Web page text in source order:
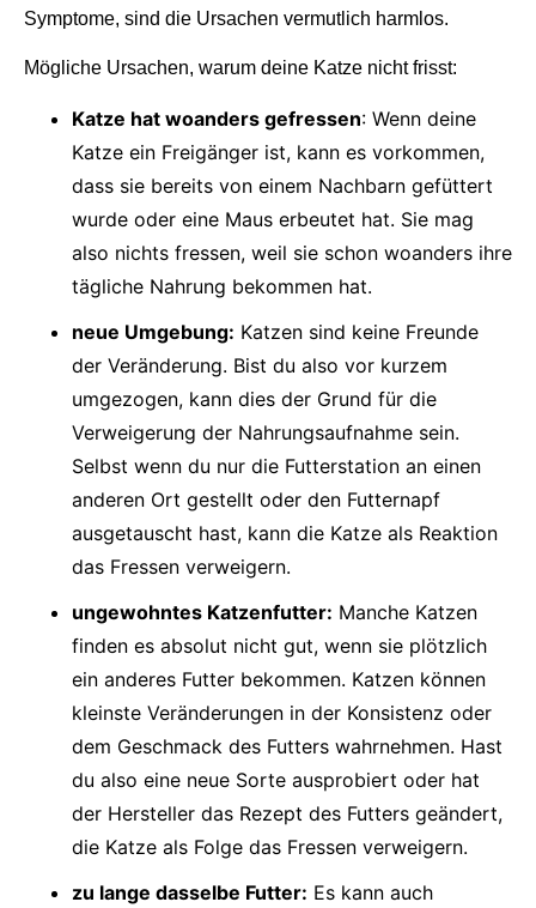
Symptome, sind die Ursachen vermutlich harmlos.
Mögliche Ursachen, warum deine Katze nicht frisst:
Katze hat woanders gefressen: Wenn deine
Katze ein Freigänger ist, kann es vorkommen,
dass sie bereits von einem Nachbarn gefüttert
wurde oder eine Maus erbeutet hat. Sie mag
also nichts fressen, weil sie schon woanders ihre
tägliche Nahrung bekommen hat.
neue Umgebung: Katzen sind keine Freunde
der Veränderung. Bist du also vor kurzem
umgezogen, kann dies der Grund für die
Verweigerung der Nahrungsaufnahme sein.
Selbst wenn du nur die Futterstation an einen
anderen Ort gestellt oder den Futternapf
ausgetauscht hast, kann die Katze als Reaktion
das Fressen verweigern.
ungewohntes Katzenfutter: Manche Katzen
finden es absolut nicht gut, wenn sie plötzlich
ein anderes Futter bekommen. Katzen können
kleinste Veränderungen in der Konsistenz oder
dem Geschmack des Futters wahrnehmen. Hast
du also eine neue Sorte ausprobiert oder hat
der Hersteller das Rezept des Futters geändert,
die Katze als Folge das Fressen verweigern.
zu lange dasselbe Futter: Es kann auch